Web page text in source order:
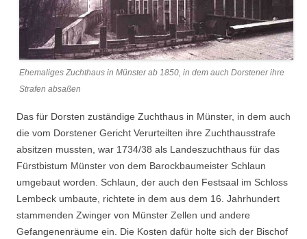
Ehemaliges Zuchthaus in Münster ab 1850, in dem auch Dorstener ihre
Strafen absaßen
Das für Dorsten zuständige Zuchthaus in Münster, in dem auch
die vom Dorstener Gericht Verurteilten ihre Zuchthausstrafe
absitzen mussten, war 1734/38 als Landeszuchthaus für das
Fürstbistum Münster von dem Barockbaumeister Schlaun
umgebaut worden. Schlaun, der auch den Festsaal im Schloss
Lembeck umbaute, richtete in dem aus dem 16. Jahrhundert
stammenden Zwinger von Münster Zellen und andere
Gefangenenräume ein. Die Kosten dafür holte sich der Bischof